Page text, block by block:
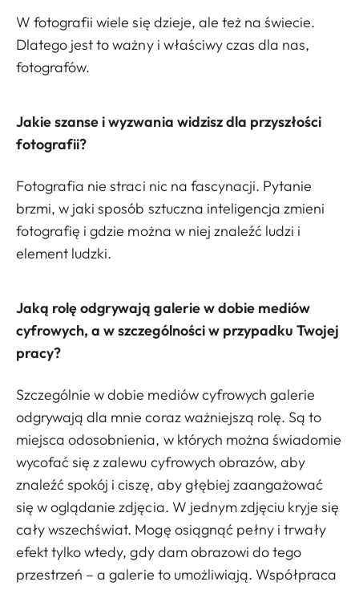
W fotografii wiele się dzieje, ale też na świecie.
Dlatego jest to ważny i właściwy czas dla nas,
fotografów.
Jakie szanse i wyzwania widzisz dla przyszłości
fotografii?
Fotografia nie straci nic na fascynacji. Pytanie
brzmi, w jaki sposób sztuczna inteligencja zmieni
fotografię i gdzie można w niej znaleźć ludzi i
element ludzki.
Jaką rolę odgrywają galerie w dobie mediów
cyfrowych, a w szczególności w przypadku Twojej
pracy?
Szczególnie w dobie mediów cyfrowych galerie
odgrywają dla mnie coraz ważniejszą rolę. Są to
miejsca odosobnienia, w których można świadomie
wycofać się z zalewu cyfrowych obrazów, aby
znaleźć spokój i ciszę, aby głębiej zaangażować
się w oglądanie zdjęcia. W jednym zdjęciu kryje się
cały wszechświat. Mogę osiągnąć pełny i trwały
efekt tylko wtedy, gdy dam obrazowi do tego
przestrzeń – a galerie to umożliwiają. Współpraca